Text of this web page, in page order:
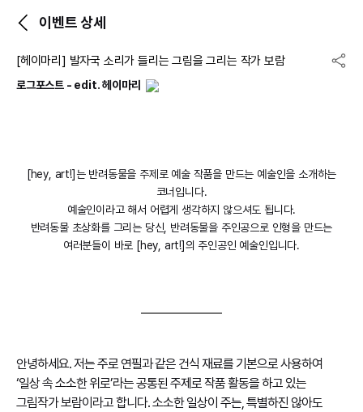
이벤트 상세
[헤이마리] 발자국 소리가 들리는 그림을 그리는 작가 보람
로그포스트 - edit. 헤이마리
[hey, art!]는 반려동물을 주제로 예술 작품을 만드는 예술인을 소개하는
코너입니다.
예술인이라고 해서 어렵게 생각하지 않으셔도 됩니다.
반려동물 초상화를 그리는 당신, 반려동물을 주인공으로 인형을 만드는
여러분들이 바로 [hey, art!]의 주인공인 예술인입니다.
안녕하세요. 저는 주로 연필과 같은 건식 재료를 기본으로 사용하여
‘일상 속 소소한 위로’라는 공통된 주제로 작품 활동을 하고 있는
그림작가 보람이라고 합니다. 소소한 일상이 주는, 특별하진 않아도